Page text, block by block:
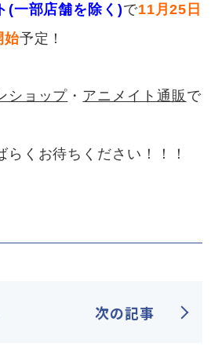
(一部店舗を除く)で11月25日
始予定！
ショップ ・ アニメイト通販 で
らくお待ちください！！！
次の記事